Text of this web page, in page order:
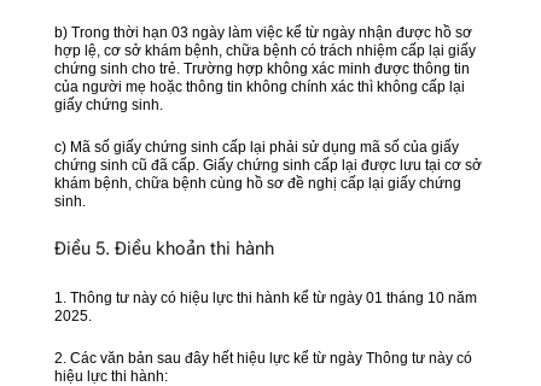
b) Trong thời hạn 03 ngày làm việc kể từ ngày nhận được hồ sơ
hợp lệ, cơ sở khám bệnh, chữa bệnh có trách nhiệm cấp lại giấy
chứng sinh cho trẻ. Trường hợp không xác minh được thông tin
của người mẹ hoặc thông tin không chính xác thì không cấp lại
giấy chứng sinh.
c) Mã số giấy chứng sinh cấp lại phải sử dụng mã số của giấy
chứng sinh cũ đã cấp. Giấy chứng sinh cấp lại được lưu tại cơ sở
khám bệnh, chữa bệnh cùng hồ sơ đề nghị cấp lại giấy chứng
sinh.
Điều 5. Điều khoản thi hành
1. Thông tư này có hiệu lực thi hành kể từ ngày 01 tháng 10 năm
2025.
2. Các văn bản sau đây hết hiệu lực kể từ ngày Thông tư này có
hiệu lực thi hành: